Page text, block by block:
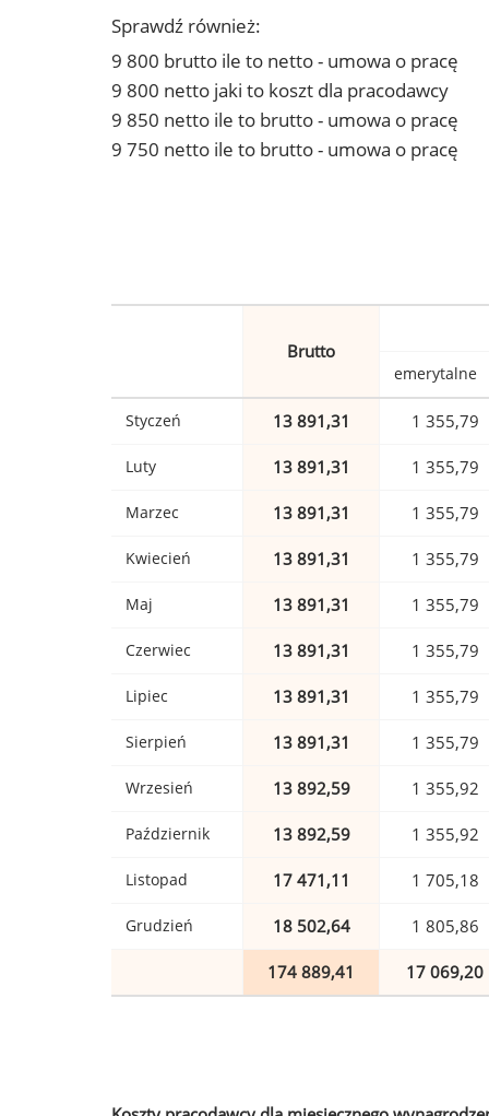
Sprawdź również:
9 800 brutto ile to netto - umowa o pracę
9 800 netto jaki to koszt dla pracodawcy
9 850 netto ile to brutto - umowa o pracę
9 750 netto ile to brutto - umowa o pracę
Brutto
emerytalne
Styczeń 13 891,31 1 355,79
Luty 13 891,31 1 355,79
Marzec 13 891,31 1 355,79
Kwiecień 13 891,31 1 355,79
Maj 13 891,31 1 355,79
Czerwiec 13 891,31 1 355,79
Lipiec 13 891,31 1 355,79
Sierpień 13 891,31 1 355,79
Wrzesień 13 892,59 1 355,92
Październik 13 892,59 1 355,92
Listopad 17 471,11 1 705,18
Grudzień 18 502,64 1 805,86
174 889,41 17 069,20